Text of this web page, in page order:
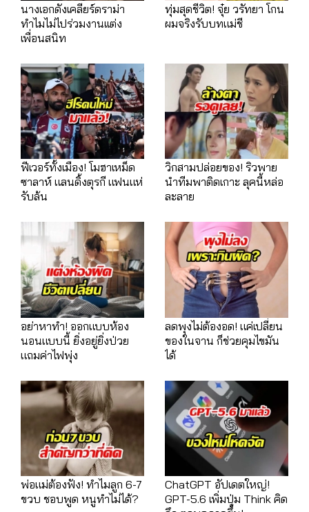
นางเอกดังเคลียร์ดราม่า
ทำไมไม่ไปร่วมงานเเต่ง
เพื่อนสนิท
ทุ่มสุดชีวิต! จุ๋ย วรัทยา โกน
ผมจริงรับบทแม่ชี
ฟีเวอร์ทั้งเมือง! โมฮาเหม็ด
ซาลาห์ แลนดิ้งตุรกี แฟนแห่
รับล้น
วิกสามปล่อยของ! ริวพาย
นำทีมพาติดเกาะ ลุคนี้หล่อ
ละลาย
อย่าหาทำ! ออกแบบห้อง
นอนแบบนี้ ยิ่งอยู่ยิ่งป่วย
แถมค่าไฟพุ่ง
ลดพุงไม่ต้องอด! แค่เปลี่ยน
ของในจาน ก็ช่วยคุมไขมัน
ได้
พ่อแม่ต้องฟัง! ทำไมลูก 6-7
ขวบ ชอบพูด หนูทำไม่ได้?
ChatGPT อัปเดตใหญ่!
GPT-5.6 เพิ่มปุ่ม Think คิด